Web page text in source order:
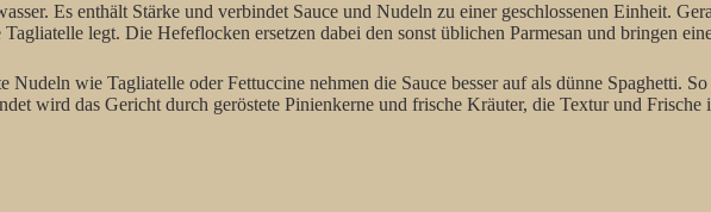
Es enthält Stärke und verbindet Sauce und Nudeln zu einer geschlossenen Einheit.
legt. Die Hefeflocken ersetzen dabei den sonst üblichen Parmesan und bringen
wie Tagliatelle oder Fettuccine nehmen die Sauce besser auf als dünne Spaghetti.
wird das Gericht durch geröstete Pinienkerne und frische Kräuter, die Textur und Frische